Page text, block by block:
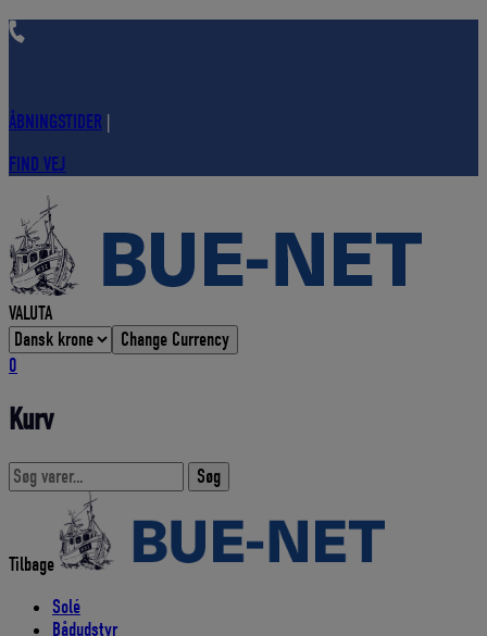
Hop
ÅBNINGSTIDER
FIND VEJ
VALUTA
Change Currency
0
Kurv
Søg
efter:
Søg
Tilbage
Solé
Bådudstyr